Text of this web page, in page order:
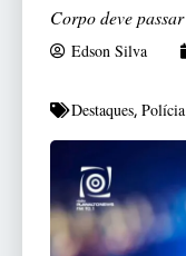
Corpo deve
Edson Silva
Destaques, Polícia